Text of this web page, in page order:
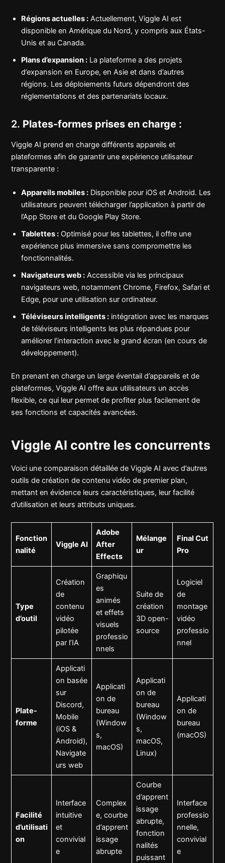
Régions actuelles : Actuellement, Viggle AI est
disponible en Amérique du Nord, y compris aux États-
Unis et au Canada.
Plans d’expansion : La plateforme a des projets
d’expansion en Europe, en Asie et dans d’autres
régions. Les déploiements futurs dépendront des
réglementations et des partenariats locaux.
2. Plates-formes prises en charge :
Viggle AI prend en charge différents appareils et
plateformes afin de garantir une expérience utilisateur
transparente :
Appareils mobiles : Disponible pour iOS et Android. Les
utilisateurs peuvent télécharger l’application à partir de
l’App Store et du Google Play Store.
Tablettes : Optimisé pour les tablettes, il offre une
expérience plus immersive sans compromettre les
fonctionnalités.
Navigateurs web : Accessible via les principaux
navigateurs web, notamment Chrome, Firefox, Safari et
Edge, pour une utilisation sur ordinateur.
Téléviseurs intelligents : intégration avec les marques
de téléviseurs intelligents les plus répandues pour
améliorer l’interaction avec le grand écran (en cours de
développement).
En prenant en charge un large éventail d’appareils et de
plateformes, Viggle AI offre aux utilisateurs un accès
flexible, ce qui leur permet de profiter plus facilement de
ses fonctions et capacités avancées.
Viggle AI contre les concurrents
Voici une comparaison détaillée de Viggle AI avec d’autres
outils de création de contenu vidéo de premier plan,
mettant en évidence leurs caractéristiques, leur facilité
d’utilisation et leurs attributs uniques.
Fonction
nalité
Viggle AI
Adobe
After
Effects
Mélange
ur
Final Cut
Pro
Type
d’outil
Création
de
contenu
vidéo
pilotée
par l’IA
Graphiqu
es
animés
et effets
visuels
professio
nnels
Suite de
création
3D open-
source
Logiciel
de
montage
vidéo
professio
nnel
Plate-
forme
Applicati
on basée
sur
Discord,
Mobile
(iOS &
Android),
Navigate
urs web
Applicati
on de
bureau
(Window
s,
macOS)
Applicati
on de
bureau
(Window
s,
macOS,
Linux)
Applicati
on de
bureau
(macOS)
Facilité
d’utilisati
on
Interface
intuitive
et
convivial
e
Complex
e, courbe
d’apprent
issage
abrupte
Courbe
d’apprent
issage
abrupte,
fonction
nalités
puissant
Interface
professio
nnelle,
convivial
e